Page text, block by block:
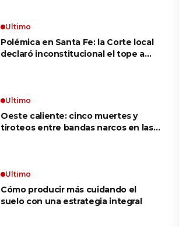
puedo’ no existen en mi vocabulario»
Ultimo
Polémica en Santa Fe: la Corte local
declaró inconstitucional el tope a
Ultimo
Oeste caliente: cinco muertes y
tiroteos entre bandas narcos en las
Ultimo
Cómo producir más cuidando el
suelo con una estrategia integral